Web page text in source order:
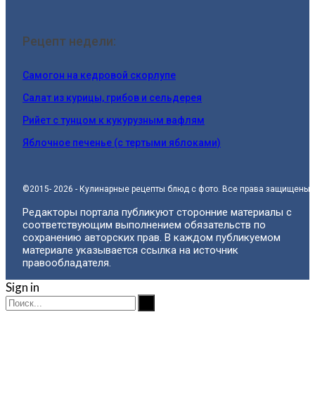
Рецепт недели:
Самогон на кедровой скорлупе
Салат из курицы, грибов и сельдерея
Рийет с тунцом к кукурузным вафлям
Яблочное печенье (с тертыми яблоками)
©2015- 2026 - Кулинарные рецепты блюд с фото. Все права защищены.
Редакторы портала публикуют сторонние материалы с
соответствующим выполнением обязательств по
сохранению авторских прав. В каждом публикуемом
материале указывается ссылка на источник
правообладателя.
Sign in